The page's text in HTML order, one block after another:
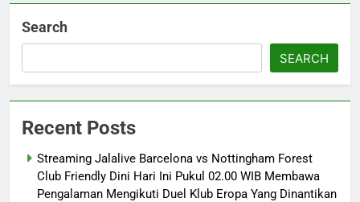
Search
SEARCH
Recent Posts
Streaming Jalalive Barcelona vs Nottingham Forest
Club Friendly Dini Hari Ini Pukul 02.00 WIB Membawa
Pengalaman Mengikuti Duel Klub Eropa Yang Dinantikan